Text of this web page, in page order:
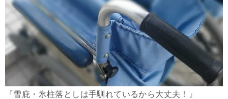
『雪庇・氷柱落としは手馴れているから大丈夫！』